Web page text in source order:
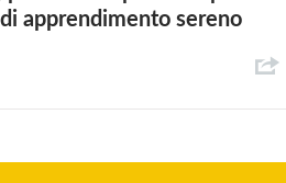
apprendimento sereno